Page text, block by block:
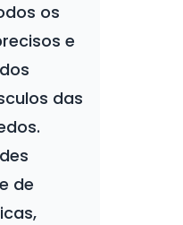
os
e
das
de